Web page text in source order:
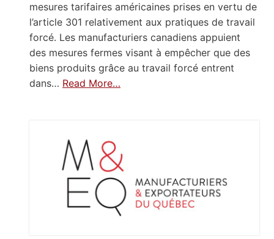
mesures tarifaires américaines prises en vertu de
l’article 301 relativement aux pratiques de travail
forcé. Les manufacturiers canadiens appuient
des mesures fermes visant à empêcher que des
biens produits grâce au travail forcé entrent
dans… Read More…